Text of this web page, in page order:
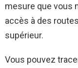
mesure que vous
accès à des
supérieur.
Vous pouvez